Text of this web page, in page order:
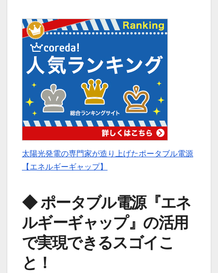
太陽光発電の専門家が造り上げたポータブル電源
【エネルギーギャップ】
◆ ポータブル電源『エネ
ルギーギャップ』の活用
で実現できるスゴイこ
と！